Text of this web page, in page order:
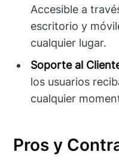
Accesible a
escritorio y
cualquier lugar.
Soporte al
los usuarios
cualquier
Pros y